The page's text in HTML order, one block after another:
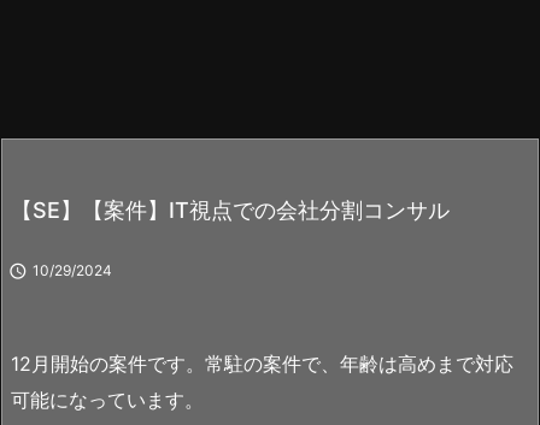
【SE】【案件】IT視点での会社分割コンサル
 10/29/2024
12月開始の案件です。常駐の案件で、年齢は高めまで対応
可能になっています。